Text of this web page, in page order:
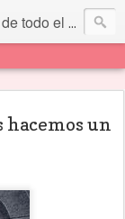
Y más.
hacemos un